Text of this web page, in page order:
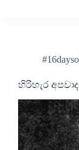
හිරිහැර